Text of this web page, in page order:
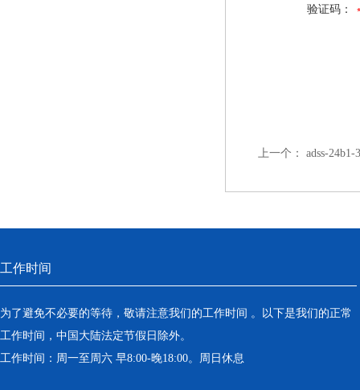
验证码：
上一个： adss-
工作时间
为了避免不必要的等待，敬请注意我们的工作时间 。以下是我们的正常
工作时间，中国大陆法定节假日除外。
工作时间：周一至周六 早8:00-晚18:00。周日休息